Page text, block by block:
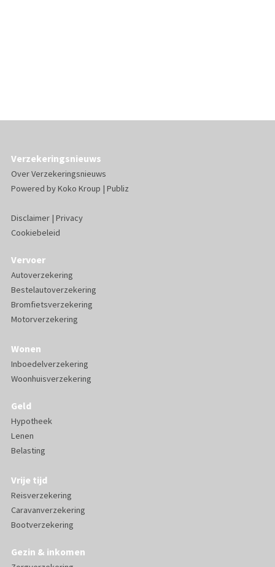
Verzekeringsnieuws
Over Verzekeringsnieuws
Powered byKoko Kroup | Publiz
Disclaimer| Privacy
Cookiebeleid
Vervoer
Autoverzekering
Bestelautoverzekering
Bromfietsverzekering
Motorverzekering
Wonen
Inboedelverzekering
Woonhuisverzekering
Geld
Hypotheek
Lenen
Belasting
Vrije tijd
Reisverzekering
Caravanverzekering
Bootverzekering
Gezin & inkomen